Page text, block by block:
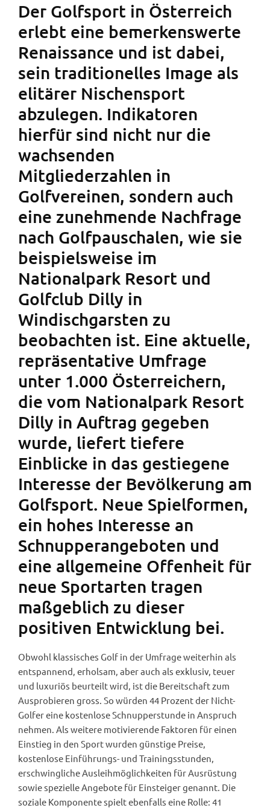
Der Golfsport in Österreich
erlebt eine bemerkenswerte
Renaissance und ist dabei,
sein traditionelles Image als
elitärer Nischensport
abzulegen. Indikatoren
hierfür sind nicht nur die
wachsenden
Mitgliederzahlen in
Golfvereinen, sondern auch
eine zunehmende Nachfrage
nach Golfpauschalen, wie sie
beispielsweise im
Nationalpark Resort und
Golfclub Dilly in
Windischgarsten zu
beobachten ist. Eine aktuelle,
repräsentative Umfrage
unter 1.000 Österreichern,
die vom Nationalpark Resort
Dilly in Auftrag gegeben
wurde, liefert tiefere
Einblicke in das gestiegene
Interesse der Bevölkerung am
Golfsport. Neue Spielformen,
ein hohes Interesse an
Schnupperangeboten und
eine allgemeine Offenheit für
neue Sportarten tragen
maßgeblich zu dieser
positiven Entwicklung bei.
Obwohl klassisches Golf in der Umfrage weiterhin als
entspannend, erholsam, aber auch als exklusiv, teuer
und luxuriös beurteilt wird, ist die Bereitschaft zum
Ausprobieren gross. So würden 44 Prozent der Nicht-
Golfer eine kostenlose Schnupperstunde in Anspruch
nehmen. Als weitere motivierende Faktoren für einen
Einstieg in den Sport wurden günstige Preise,
kostenlose Einführungs- und Trainingsstunden,
erschwingliche Ausleihmöglichkeiten für Ausrüstung
sowie spezielle Angebote für Einsteiger genannt. Die
soziale Komponente spielt ebenfalls eine Rolle: 41